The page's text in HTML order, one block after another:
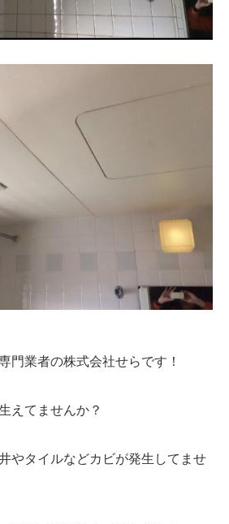
門業者の株式会社せらです！
えてませんか？
やタイルなどカビが発生してませ